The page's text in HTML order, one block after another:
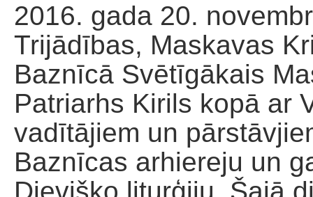
2016. gada 20.
Trijādības, Maskavas
Baznīcā Svētīgākais
Patriarhs Kirils kopā ar
vadītājiem un
Baznīcas arhiereju un